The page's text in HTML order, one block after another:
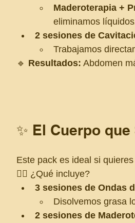
Maderoterapia +
eliminamos
2 sesiones de
Trabajamos
🔹 Resultados: Abdomen
✨ El Cuerpo
Este pack es ideal si quieres
💆‍♀️ ¿Qué incluye?
3 sesiones de Ondas
Disolvemos grasa
2 sesiones de